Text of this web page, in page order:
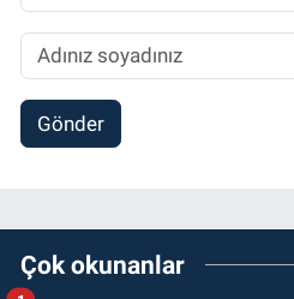
Gönder
Çok okunanlar